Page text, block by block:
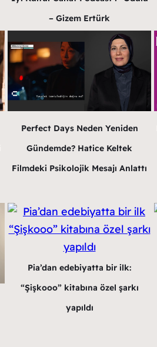
– Gizem Ertürk
Perfect Days Neden Yeniden
Gündemde? Hatice Keltek
Filmdeki Psikolojik Mesajı Anlattı
Pia’dan edebiyatta bir ilk:
“Şişkooo” kitabına özel şarkı
yapıldı